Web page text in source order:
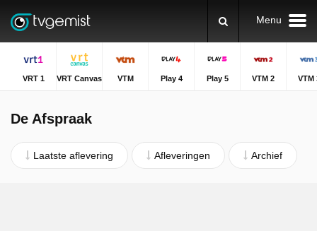
Menu
VRT 1 VRT Canvas VTM Play 4 Play 5 VTM 2 VTM
De Afspraak
Laatste aflevering Afleveringen Archief